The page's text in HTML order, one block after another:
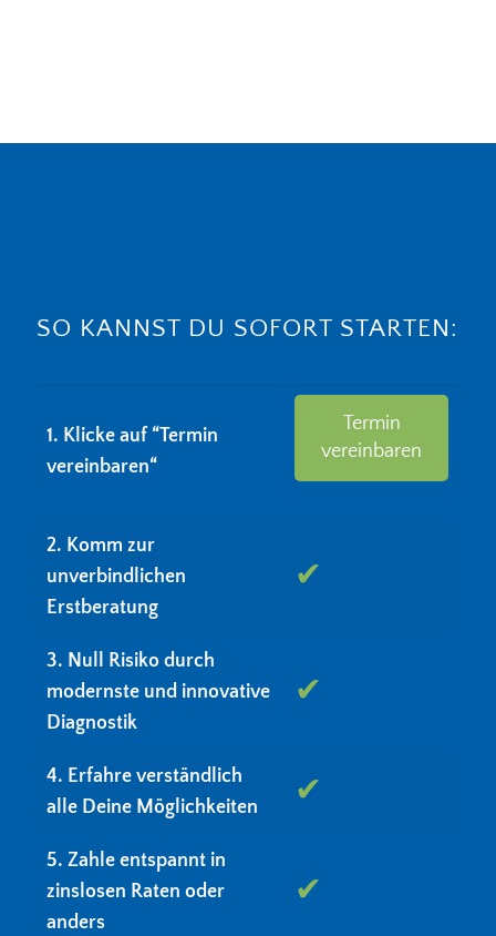
SO KANNST DU SOFORT STARTEN:
1. Klicke auf “Termin
vereinbaren“
Termin
vereinbaren
2. Komm zur
unverbindlichen
Erstberatung
✔
3. Null Risiko durch
modernste und innovative
Diagnostik
✔
4. Erfahre verständlich
alle Deine Möglichkeiten
✔
5. Zahle entspannt in
zinslosen Raten oder
anders
✔